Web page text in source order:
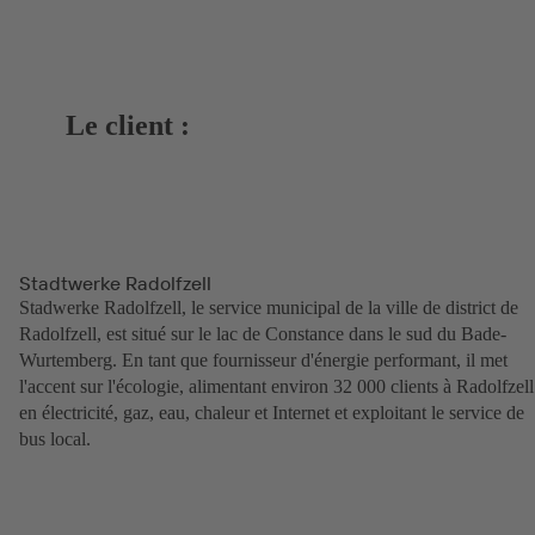
Le client :
Stadtwerke Radolfzell
Stadwerke Radolfzell, le service municipal de la ville de district de
Radolfzell, est situé sur le lac de Constance dans le sud du Bade-
Wurtemberg. En tant que fournisseur d'énergie performant, il met
l'accent sur l'écologie, alimentant environ 32 000 clients à Radolfzell
en électricité, gaz, eau, chaleur et Internet et exploitant le service de
bus local.